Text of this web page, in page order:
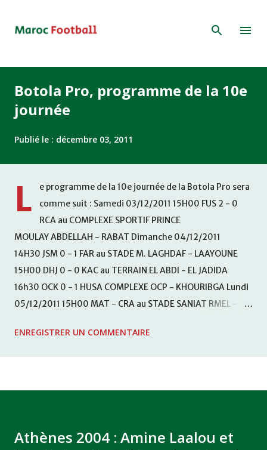
Botola Pro, programme de la 10e
journée
Publié le : décembre 03, 2011
L
e programme de la 10e journée de la Botola Pro sera
comme suit : Samedi 03/12/2011 15H00 FUS 2 - 0
RCA au COMPLEXE SPORTIF PRINCE
MOULAY ABDELLAH - RABAT Dimanche 04/12/2011
14H30 JSM 0 - 1 FAR au STADE M. LAGHDAF - LAAYOUNE
15H00 DHJ 0 - 0 KAC au TERRAIN EL ABDI - EL JADIDA
16h30 OCK 0 - 1 HUSA COMPLEXE OCP - KHOURIBGA Lundi
05/12/2011 15H00 MAT - CRA au STADE SANIAT RMEL -
KHEMISET Mardi 06/12/2011 15H00 WAF - OCS au
ENREGISTRER UN COMMENTAIRE
Athènes 2004 : Amine Laalou et